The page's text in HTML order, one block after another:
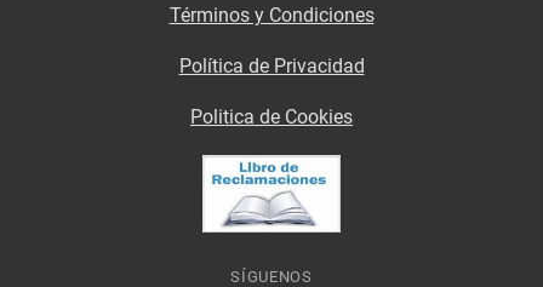
Términos y Condiciones
Política de Privacidad
Politica de Cookies
SÍGUENOS